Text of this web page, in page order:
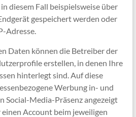
diesem Fall beispielsweise über
gespeichert werden oder
Adresse.
Daten können die Betreiber der
erstellen, in denen Ihre
hinterlegt sind. Auf diese
Werbung in- und
Social-Media-Präsenz angezeigt
einen Account beim jeweiligen